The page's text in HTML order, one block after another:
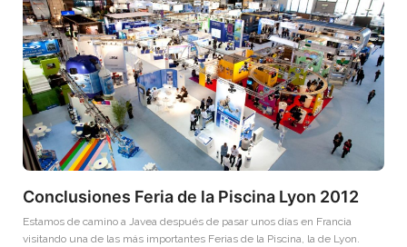
Conclusiones Feria de la Piscina Lyon 2012
Estamos de camino a Javea después de pasar unos días en Francia
visitando una de las más importantes Ferias de la Piscina, la de Lyon.